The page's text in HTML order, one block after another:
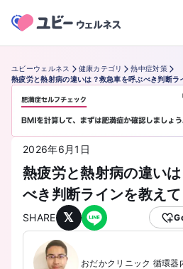
ユビーウェルネス 健康カテゴリ
熱中症対策
熱疲労と熱射病の違いは？救急車を呼ぶべき判断ラ
2026年6月1日
熱疲労と熱射病の違い
べき判断ラインを教えて
SHARE 𝕏
おだかクリニック 循環器